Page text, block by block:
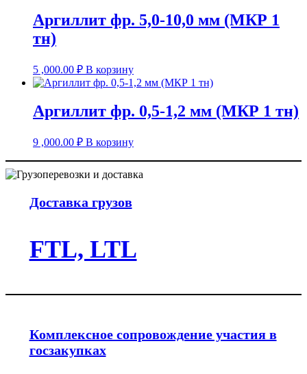
Аргиллит фр. 5,0-10,0 мм (МКР 1
тн)
5 ,000.00 ₽ В корзину
Аргиллит фр. 0,5-1,2 мм (МКР 1 тн)
9 ,000.00 ₽ В корзину
Доставка грузов
FTL, LTL
Комплексное сопровождение участия в
госзакупках